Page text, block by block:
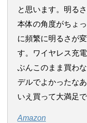
と思います。明る
本体の角度がちょ
に頻繁に明るさが
す。ワイヤレス充
ぶんこのまま買わ
デルでよかったな
いえ買って大満足で
Amazon